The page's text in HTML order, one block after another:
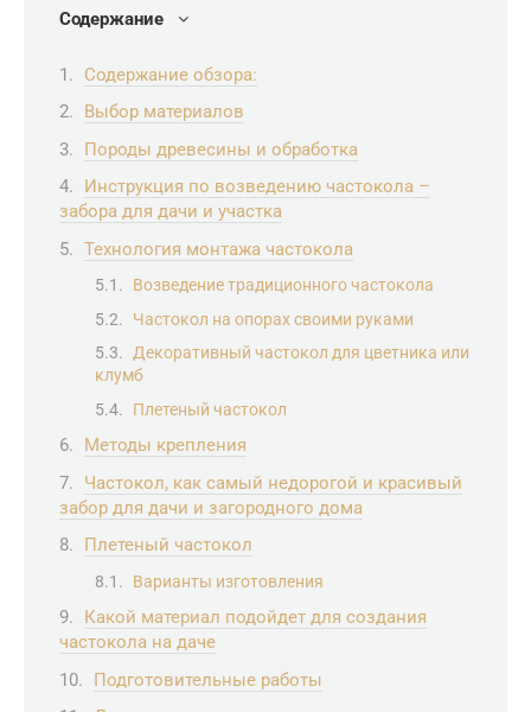
Содержание
Содержание обзора:
Выбор материалов
Породы древесины и обработка
Инструкция по возведению частокола –
забора для дачи и участка
Технология монтажа частокола
Возведение традиционного частокола
Частокол на опорах своими руками
Декоративный частокол для цветника или
клумб
Плетеный частокол
Методы крепления
Частокол, как самый недорогой и красивый
забор для дачи и загородного дома
Плетеный частокол
Варианты изготовления
Какой материал подойдет для создания
частокола на даче
Подготовительные работы